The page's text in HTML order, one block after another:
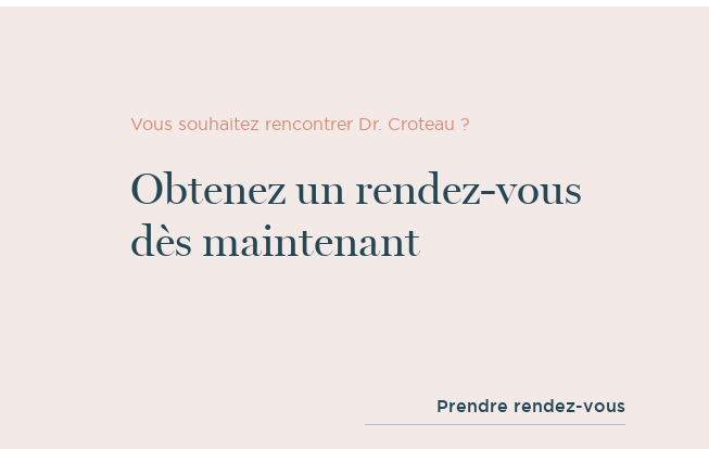
Vous souhaitez rencontrer Dr. Croteau ?
Obtenez un rendez-vous
dès maintenant
Prendre rendez-vous